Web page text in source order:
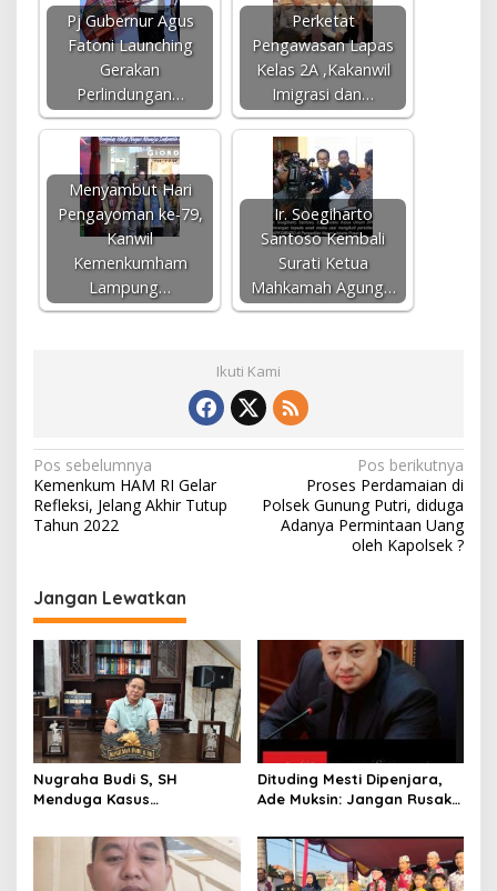
Pj Gubernur Agus
Fatoni Launching
Gerakan
Perlindungan…
Perketat
Pengawasan Lapas
Kelas 2A ,Kakanwil
Imigrasi dan…
Menyambut Hari
Pengayoman ke-79,
Kanwil
Kemenkumham
Lampung…
Ir. Soegiharto
Santoso Kembali
Surati Ketua
Mahkamah Agung…
Ikuti Kami
N
a
v
g
a
s
i
p
o
s
Pos sebelumnya
Kemenkum HAM RI Gelar
Refleksi, Jelang Akhir Tutup
Tahun 2022
Pos berikutnya
Proses Perdamaian di
Polsek Gunung Putri, diduga
Adanya Permintaan Uang
oleh Kapolsek ?
Jangan Lewatkan
Nugraha Budi S, SH
Menduga Kasus
Penganiayaan Abdul Latif,
Pelaku Dipengaruhi
Narkoba, Tes Urine Mesti
Dituding Mesti Dipenjara,
Ade Muksin: Jangan Rusak
Tanpa Konfirmasi dan
Verifikasi